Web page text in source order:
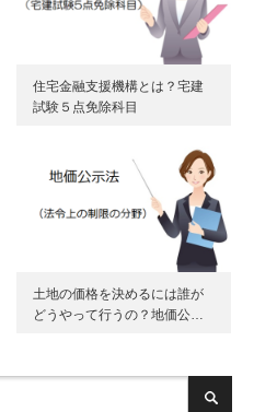
住宅金融支援機構とは？宅建
試験５点免除科目
土地の価格を決めるには誰が
どうやって行うの？地価公…